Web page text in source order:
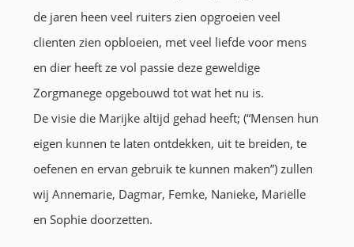
Stage
Nieuws
Contact
Vacatures
de jaren heen veel ruiters zien opgroeien veel
clienten zien opbloeien, met veel liefde voor mens
en dier heeft ze vol passie deze geweldige
Zorgmanege opgebouwd tot wat het nu is.
De visie die Marijke altijd gehad heeft; (“Mensen hun
eigen kunnen te laten ontdekken, uit te breiden, te
oefenen en ervan gebruik te kunnen maken”) zullen
wij Annemarie, Dagmar, Femke, Nanieke, Mariëlle
en Sophie doorzetten.